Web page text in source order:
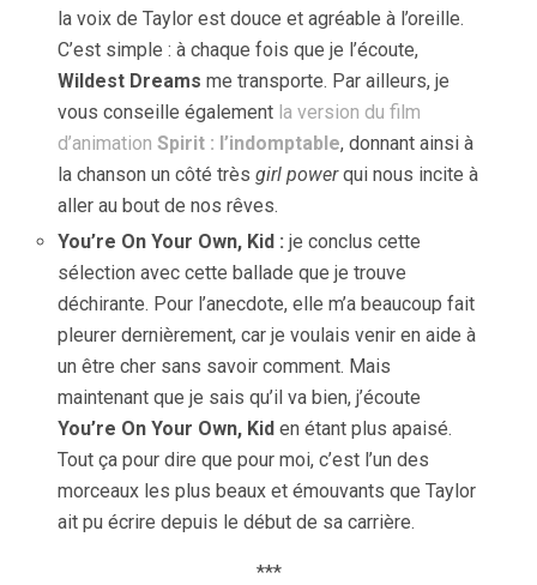
la voix de Taylor est douce et agréable à l’oreille.
C’est simple : à chaque fois que je l’écoute,
Wildest Dreams me transporte. Par ailleurs, je
vous conseille également la version du film
d’animationSpirit : l’indomptable, donnant ainsi à
la chanson un côté trèsgirl powerqui nous incite à
aller au bout de nos rêves.
You’re On Your Own, Kid : je conclus cette
sélection avec cette ballade que je trouve
déchirante. Pour l’anecdote, elle m’a beaucoup fait
pleurer dernièrement, car je voulais venir en aide à
un être cher sans savoir comment. Mais
maintenant que je sais qu’il va bien, j’écoute
You’re On Your Own, Kid en étant plus apaisé.
Tout ça pour dire que pour moi, c’est l’un des
morceaux les plus beaux et émouvants que Taylor
ait pu écrire depuis le début de sa carrière.
***